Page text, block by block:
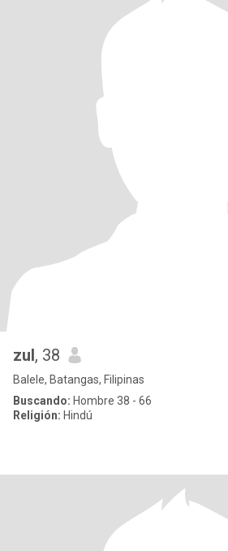
zul, 38
Balele, Batangas, Filipinas
Buscando: Hombre 38 - 66
Religión: Hindú